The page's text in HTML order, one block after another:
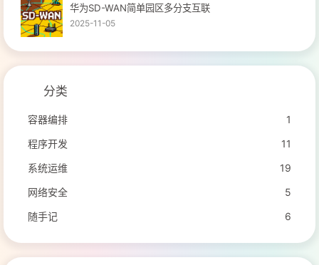
华为SD-WAN简单园区多分支互联
2025-11-05
分类
容器编排
1
程序开发
11
系统运维
19
网络安全
5
随手记
6